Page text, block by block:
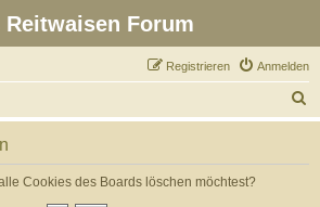
Reitwaisen Forum
Anmelden
Registrieren
u
Cookies des Boards löschen möchtest?